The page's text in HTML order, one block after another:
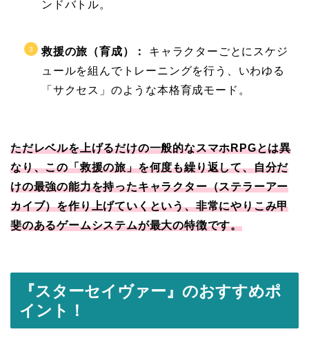
ンドバトル。
救援の旅（育成）：
キャラクターごとにスケジ
ュールを組んでトレーニングを行う、いわゆる
「サクセス」のような本格育成モード。
ただレベルを上げるだけの一般的なスマホRPGとは異
なり、この「救援の旅」を何度も繰り返して、自分だ
けの最強の能力を持ったキャラクター（ステラーアー
カイブ）を作り上げていくという、非常にやりこみ甲
斐のあるゲームシステムが最大の特徴です。
『スターセイヴァー』のおすすめポ
イント！